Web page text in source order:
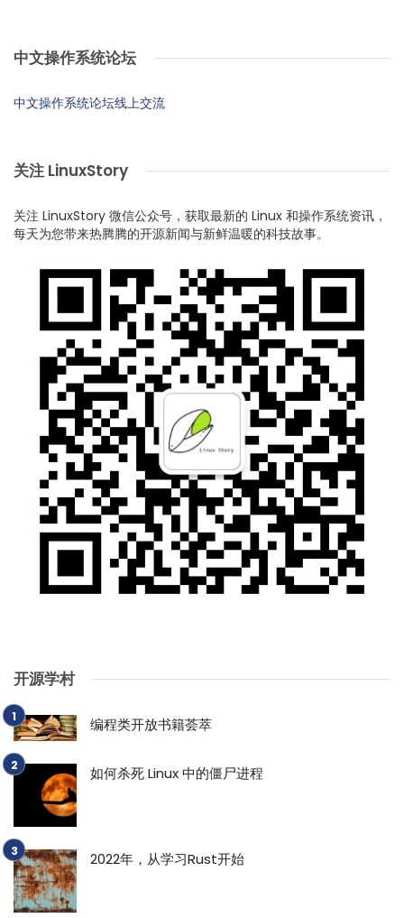
中文操作系统论坛
中文操作系统论坛线上交流
关注 LinuxStory
关注 LinuxStory 微信公众号，获取最新的 Linux 和操作系统资讯，
每天为您带来热腾腾的开源新闻与新鲜温暖的科技故事。
开源学村
编程类开放书籍荟萃
如何杀死 Linux 中的僵尸进程
2022年，从学习Rust开始